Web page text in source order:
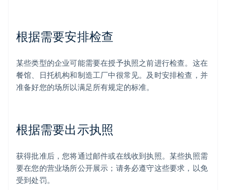
根据需要安排检查
某些类型的企业可能需要在授予执照之前进行检查。这在
餐馆、日托机构和制造工厂中很常见。及时安排检查，并
准备好您的场所以满足所有规定的标准。
根据需要出示执照
获得批准后，您将通过邮件或在线收到执照。某些执照需
要在您的营业场所公开展示；请务必遵守这些要求，以免
受到处罚。